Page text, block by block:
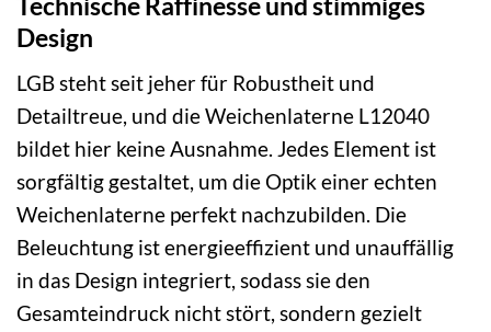
Design
LGB steht seit jeher für Robustheit und
Detailtreue, und die Weichenlaterne L12040
bildet hier keine Ausnahme. Jedes Element ist
sorgfältig gestaltet, um die Optik einer echten
Weichenlaterne perfekt nachzubilden. Die
Beleuchtung ist energieeffizient und unauffällig
in das Design integriert, sodass sie den
Gesamteindruck nicht stört, sondern gezielt